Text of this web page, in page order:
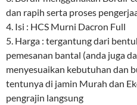
dan rapih serta proses
4. Isi : HCS Murni Dacron Full
5. Harga : tergantung dari
pemesanan bantal (anda juga
menyesuaikan kebutuhan dan
tentunya di jamin Murah dan
pengrajin langsung